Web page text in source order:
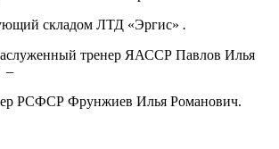
складом ЛТД «Эргис» .
тренер ЯАССР Павлов Илья
–
РСФСР Фрунжиев Илья Романович.